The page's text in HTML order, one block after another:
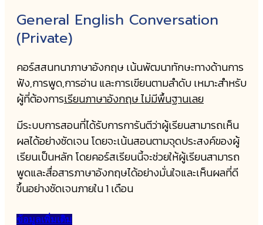
General English Conversation
(Private)
คอร์สสนทนาภาษาอังกฤษ เน้นพัฒนาทักษะทางด้านการ
ฟัง,การพูด,การอ่าน และการเขียนตามลำดับ เหมาะสำหรับ
ผู้ที่ต้องการเรียนภาษาอังกฤษ ไม่มีพื้นฐานเลย
มีระบบการสอนที่ได้รับการการันตีว่าผู้เรียนสามารถเห็น
ผลได้อย่างชัดเจน โดยจะเน้นสอนตามจุดประสงค์ของผู้
เรียนเป็นหลัก โดยคอร์สเรียนนี้จะช่วยให้ผู้เรียนสามารถ
พูดและสื่อสารภาษาอังกฤษได้อย่างมั่นใจและเห็นผลที่ดี
ขึ้นอย่างชัดเจนภายใน 1 เดือน
ข้อมูลเพิ่มเติม